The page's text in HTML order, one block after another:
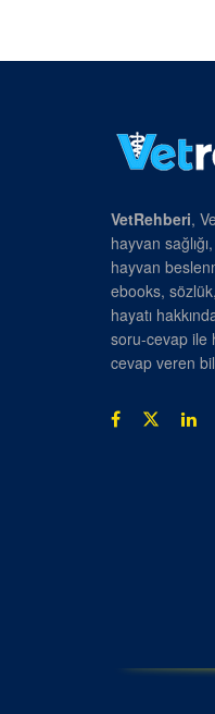
VetRehberi,
hayvan
hayvan
ebooks,
hayatı
soru-cevap ile
cevap veren